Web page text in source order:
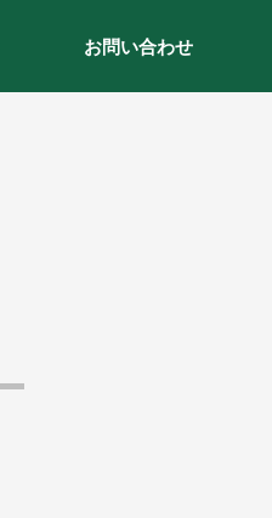
お問い合わせ